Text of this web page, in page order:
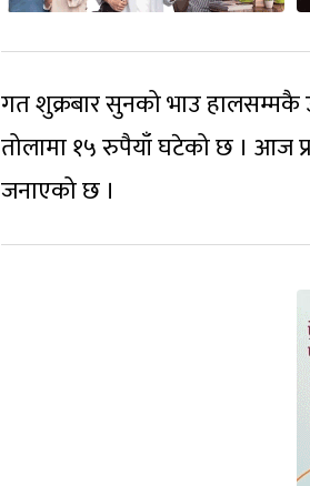
गत शुक्रबार सुनको भाउ हालसम्मकै
तोलामा १५ रुपैयाँ घटेको छ । आज
जनाएको छ ।